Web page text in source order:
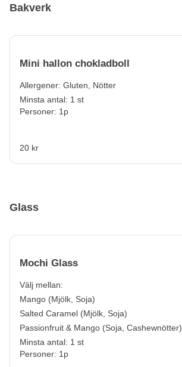
Bakverk
Mini hallon chokladboll
Allergener: Gluten, Nötter
Minsta antal: 1 st
Personer: 1p
20 kr
Glass
Mochi Glass
Välj mellan:
Mango (Mjölk, Soja)
Salted Caramel (Mjölk, Soja)
Passionfruit & Mango (Soja, Cashewnötter)
Minsta antal: 1 st
Personer: 1p